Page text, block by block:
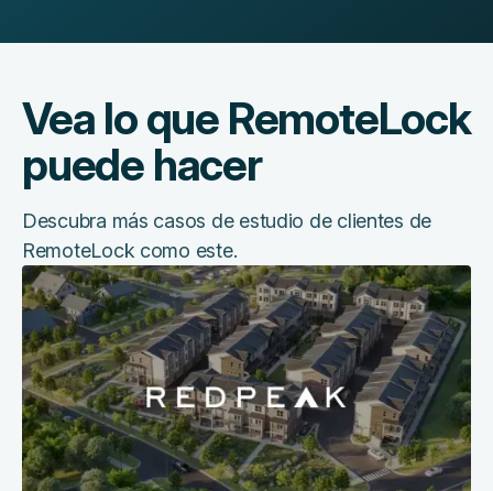
Vea lo que RemoteLock
puede hacer
Descubra más casos de estudio de clientes de
RemoteLock como este.
Cómo
RedPeak
simplificó
la
gestión
de
apartamentos
con